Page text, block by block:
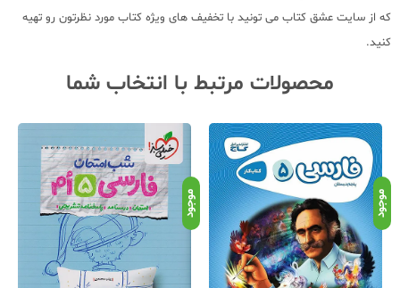
که از سایت عشق کتاب می تونید با تخفیف های ویژه کتاب مورد نظرتون رو تهیه
کنید.
محصولات مرتبط با انتخاب شما
موجود موجود